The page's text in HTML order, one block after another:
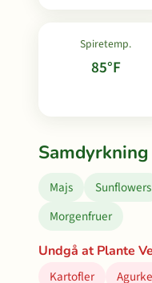
Spiretemp.
85°F
Samdyrkning
Majs Sunflowers
Morgenfruer
Undgå at Plante
Kartofler